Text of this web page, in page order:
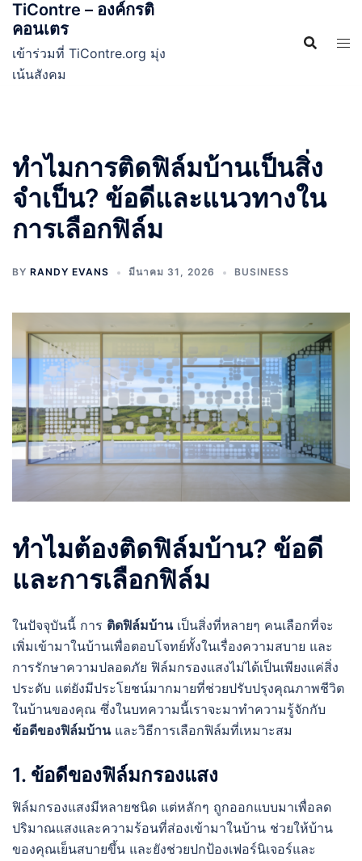
Skip
content
TiContre – องค์กรติ
คอนเตร
เข้าร่วมที่ TiContre.org มุ่ง
เน้นสังคม
ทำไมการติดฟิล์มบ้านเป็นสิ่ง
จำเป็น? ข้อดีและแนวทางใน
การเลือกฟิล์ม
BY RANDY EVANS มีนาคม 31, 2026 BUSINESS
ทำไมต้องติดฟิล์มบ้าน? ข้อดี
และการเลือกฟิล์ม
ในปัจจุบันนี้ การ ติดฟิล์มบ้านเป็นสิ่งที่หลายๆ คนเลือกที่จะ
เพิ่มเข้ามาในบ้านเพื่อตอบโจทย์ทั้งในเรื่องความสบาย และ
การรักษาความปลอดภัย ฟิล์มกรองแสงไม่ได้เป็นเพียงแค่สิ่ง
ประดับ แต่ยังมีประโยชน์มากมายที่ช่วยปรับปรุงคุณภาพชีวิต
ในบ้านของคุณ ซึ่งในบทความนี้เราจะมาทำความรู้จักกับ
ข้อดีของฟิล์มบ้านและวิธีการเลือกฟิล์มที่เหมาะสม
1. ข้อดีของฟิล์มกรองแสง
ฟิล์มกรองแสงมีหลายชนิด แต่หลักๆ ถูกออกแบบมาเพื่อลด
ปริมาณแสงและความร้อนที่ส่องเข้ามาในบ้าน ช่วยให้บ้าน
ของคุณเย็นสบายขึ้น และยังช่วยปกป้องเฟอร์นิเจอร์และ